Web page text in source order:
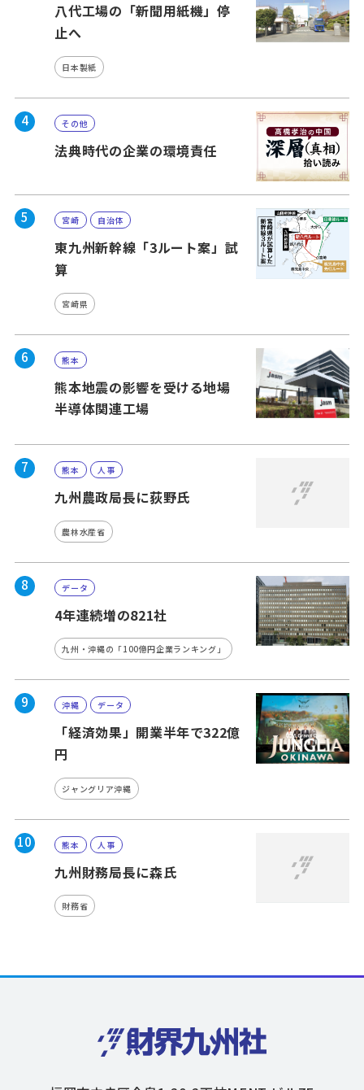
八代工場の「新聞用紙機」停
止へ
日本製紙
4 その他
法典時代の企業の環境責任
5 宮崎 自治体
東九州新幹線「3ルート案」試
算
宮崎県
6 熊本
熊本地震の影響を受ける地場
半導体関連工場
7 熊本 人事
九州農政局長に荻野氏
農林水産省
8 データ
4年連続増の821社
九州・沖縄の「100億円企業ランキング」
9 沖縄 データ
「経済効果」開業半年で322億
円
ジャングリア沖縄
10 熊本 人事
九州財務局長に森氏
財務省